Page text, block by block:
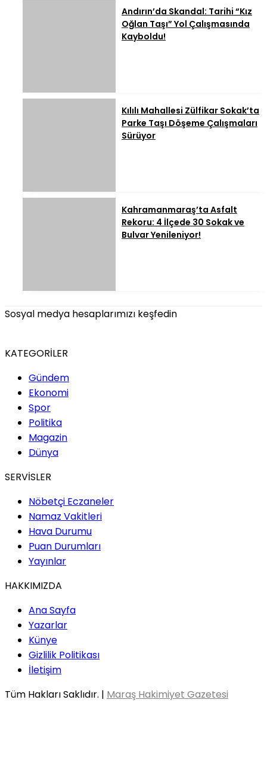
Andırın’da Skandal: Tarihi “Kız
Oğlan Taşı” Yol Çalışmasında
Kayboldu!
Kılılı Mahallesi Zülfikar Sokak’ta
Parke Taşı Döşeme Çalışmaları
Sürüyor
Kahramanmaraş’ta Asfalt
Rekoru: 4 İlçede 30 Sokak ve
Bulvar Yenileniyor!
Sosyal medya hesaplarımızı keşfedin
KATEGORİLER
Gündem
Ekonomi
Spor
Politika
Magazin
Dünya
SERVİSLER
Nöbetçi Eczaneler
Namaz Vakitleri
Hava Durumu
Puan Durumları
Yayınlar
HAKKIMIZDA
Ana Sayfa
Yazarlar
Künye
Gizlilik Politikası
İletişim
Tüm Hakları Saklıdır. | Maraş Hakimiyet Gazetesi